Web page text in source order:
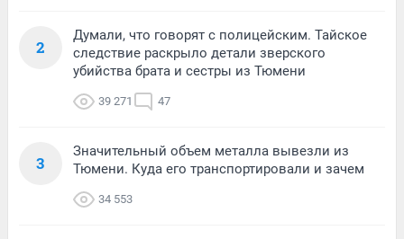
2
Думали, что говорят с полицейским. Тайское
следствие раскрыло детали зверского
убийства брата и сестры из Тюмени
39 271 47
3
Значительный объем металла вывезли из
Тюмени. Куда его транспортировали и зачем
34 553